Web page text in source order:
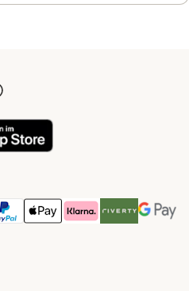
Method
Payment Method
Payment Method
Apple Pay Payment Method
Klarna Payment Method
Riverty Payment
Google